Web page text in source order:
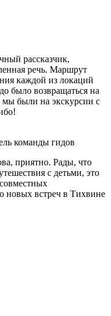
рассказчик,
речь. Маршрут
каждой из локаций
было возвращаться на
мы были на экскурсии с
команды гидов
приятно. Рады, что
с детьми, это
новых встреч в Тихвине